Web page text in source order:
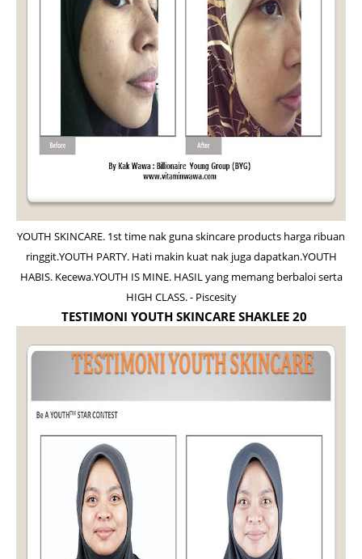
YOUTH SKINCARE. 1st time nak guna skincare products harga ribuan
ringgit.YOUTH PARTY. Hati makin kuat nak juga dapatkan.YOUTH
HABIS. Kecewa.YOUTH IS MINE. HASIL yang memang berbaloi serta
HIGH CLASS. - Piscesity
TESTIMONI YOUTH SKINCARE SHAKLEE 20